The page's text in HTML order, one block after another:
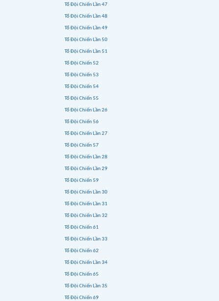
Tổ Đội Chiến Lần 47
Tổ Đội Chiến Lần 48
Tổ Đội Chiến Lần 49
Tổ Đội Chiến Lần 50
Tổ Đội Chiến Lần 51
Tổ Đội Chiến 52
Tổ Đội Chiến 53
Tổ Đội Chiến 54
Tổ Đội Chiến 55
Tổ Đội Chiến Lần 26
Tổ Đội Chiến 56
Tổ Đội Chiến Lần 27
Tổ Đội Chiến 57
Tổ Đội Chiến Lần 28
Tổ Đội Chiến Lần 29
Tổ Đội Chiến 59
Tổ Đội Chiến Lần 30
Tổ Đội Chiến Lần 31
Tổ Đội Chiến Lần 32
Tổ Đội Chiến 61
Tổ Đội Chiến Lần 33
Tổ Đội Chiến 62
Tổ Đội Chiến Lần 34
Tổ Đội Chiến 65
Tổ Đội Chiến Lần 35
Tổ Đội Chiến 69